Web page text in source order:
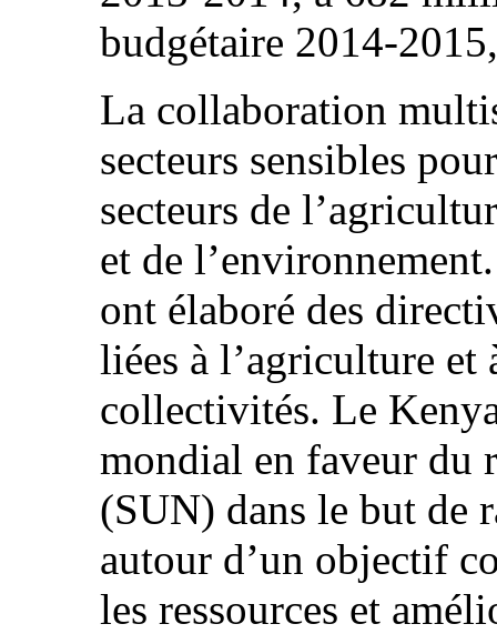
budgétaire 2014-
La collaboration
secteurs sensibles
secteurs de
et de
ont élaboré des
liées à l’agriculture et
collectivités. Le
mondial en faveur du
(SUN) dans le but de
autour d’un objectif
les ressources et